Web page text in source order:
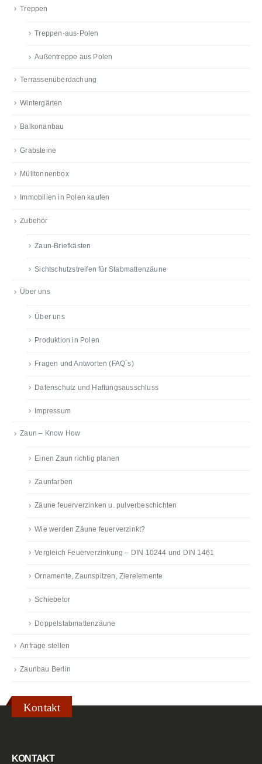
Treppen
Treppen-aus-Polen
Außentreppe aus Polen
Terrassenüberdachung
Wintergärten
Balkonanbau
Grabsteine
Mülltonnenbox
Immobilien in Polen kaufen
Zubehör
Zaun-Briefkästen
Sichtschutzstreifen für Stabmattenzäune
Über uns
Über uns
Produktion in Polen
Fragen und Antworten (FAQ´s)
Datenschutz und Haftungsausschluss
Impressum
Zaun – Know How
Einen Zaun richtig planen
Zaunfarben
Zäune feuerverzinken u. pulverbeschichten
Wie werden Zäune feuerverzinkt?
Vergleich Feuerverzinkung – DIN 10244 und DIN 1461
Ornamente, Zaunspitzen, Zierelemente
Schiebetor
Doppelstabmattenzäune
Anfrage stellen
Zaunbau Berlin
Kontakt
KONTAKT